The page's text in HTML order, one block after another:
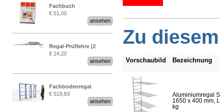
Fachbuch
„Regalprüfung nach DIN
€ 51,00
ansehen
Regal-Prüflehre (2
Stück)
€ 24,20
ansehen
Fachbodenregal
Stecksystem MultiPlus
2,25 Meter breit
€ 519,83
ansehen
Zu
Vorschaubild Bezeichnung
Aluminiumregal
1650 x 400 mm,
kg